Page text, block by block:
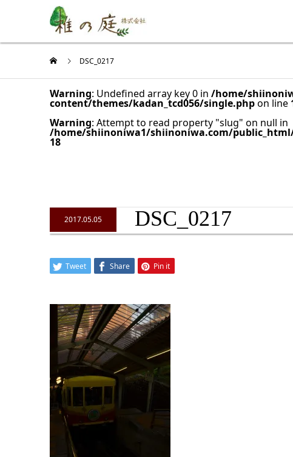
DSC_0217
Warning: Undefined array key 0 in /home/
content/themes/kadan_tcd056/single.phpon line
Warning: Attempt to read property "slug" on null in
/home/shiinoniwa1/shiinoniwa.com/
18
2017.05.05 DSC_0217
Tweet Share Pin it